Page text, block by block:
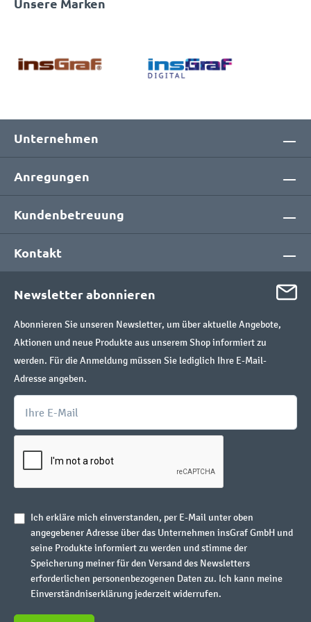
Unsere Marken
Unternehmen
Anregungen
Kundenbetreuung
Kontakt
Newsletter abonnieren
Abonnieren Sie unseren Newsletter, um über aktuelle Angebote,
Aktionen und neue Produkte aus unserem Shop informiert zu
werden. Für die Anmeldung müssen Sie lediglich Ihre E-Mail-
Adresse angeben.
Ich erkläre mich einverstanden, per E-Mail unter oben
angegebener Adresse über das Unternehmen insGraf GmbH und
seine Produkte informiert zu werden und stimme der
Speicherung meiner für den Versand des Newsletters
erforderlichen personenbezogenen Daten zu. Ich kann meine
Einverständniserklärung jederzeit widerrufen.